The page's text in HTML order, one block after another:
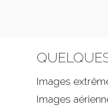
Images
Images